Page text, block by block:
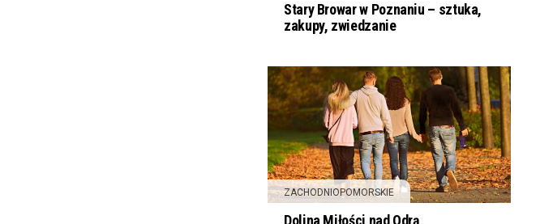
Stary Browar w Poznaniu – sztuka,
zakupy, zwiedzanie
ZACHODNIOPOMORSKIE
Dolina Miłości nad Odrą